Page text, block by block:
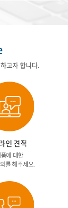
고자 합니다.
인 견적
에 대한
를 해주세요.